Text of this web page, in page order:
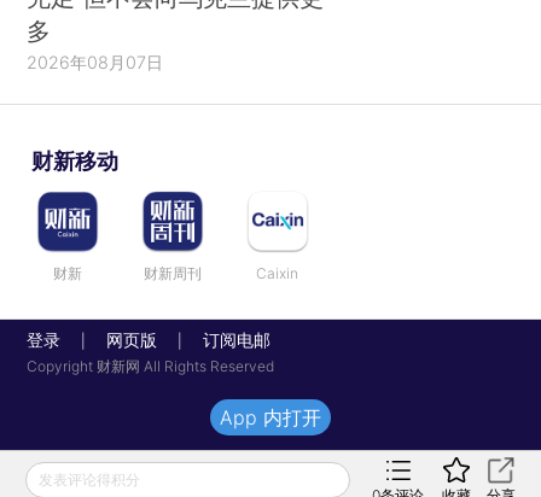
多
2026年08月07日
财新移动
财新 财新周刊 Caixin
登录 网页版 订阅电邮
Copyright 财新网 All Rights Reserved
发表评论得积分
App 内打开